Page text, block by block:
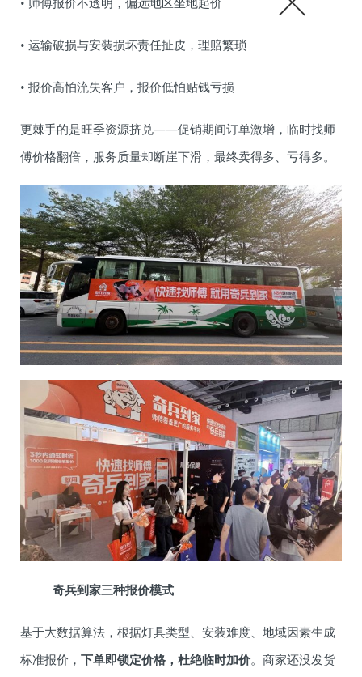
• 运输破损与安装损坏责任扯皮，理赔繁琐
• 报价高怕流失客户，报价低怕贴钱亏损
更棘手的是旺季资源挤兑——促销期间订单激增，临时找师
傅价格翻倍，服务质量却断崖下滑，最终卖得多、亏得多。
奇兵到家三种报价模式
基于大数据算法，根据灯具类型、安装难度、地域因素生成
标准报价， 下单即锁定价格，杜绝临时加价。商家还没发货